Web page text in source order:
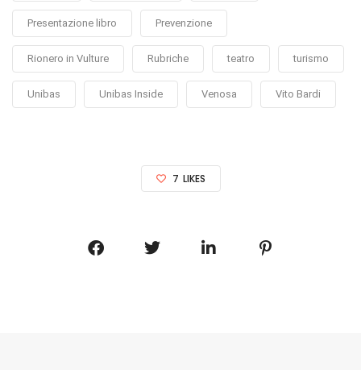
Presentazione libro Prevenzione
Rionero in Vulture Rubriche teatro turismo
Unibas Unibas Inside Venosa Vito Bardi
7 LIKES